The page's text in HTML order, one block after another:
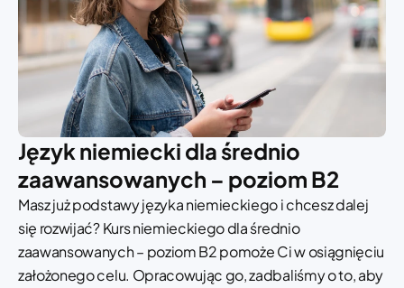
Język niemiecki dla średnio
zaawansowanych – poziom B2
Masz już podstawy języka niemieckiego i chcesz dalej
się rozwijać? Kurs niemieckiego dla średnio
zaawansowanych – poziom B2 pomoże Ci w osiągnięciu
założonego celu. Opracowując go, zadbaliśmy o to, aby